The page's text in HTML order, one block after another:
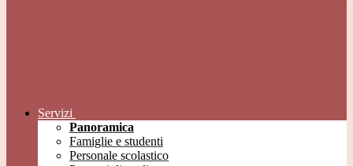
Servizi
Panoramica
Famiglie e studenti
Personale scolastico